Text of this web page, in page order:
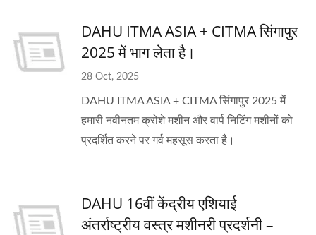
DAHU ITMA ASIA + CITMA सिंगापुर
2025 में भाग लेता है।
28 Oct, 2025
DAHU ITMA ASIA + CITMA सिंगापुर 2025 में
हमारी नवीनतम क्रोशे मशीन और वार्प निटिंग मशीनों को
प्रदर्शित करने पर गर्व महसूस करता है।
DAHU 16वीं केंद्रीय एशियाई
अंतर्राष्ट्रीय वस्त्र मशीनरी प्रदर्शनी –